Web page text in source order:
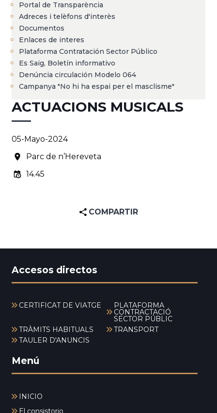
Portal de Transparència
Adreces i telèfons d'interès
Documentos
Enlaces de interes
Plataforma Contratación Sector Público
Es Saig, Boletín informativo
Denúncia circulación Modelo 064
Campanya "No hi ha espai per el masclisme"
ACTUACIONS MUSICALS
05-Mayo-2024
Parc de n’Hereveta
14.45
COMPARTIR
Accesos directos
CERTIFICAT DE VIATGE PLATAFORMA
CONTRACTACIÓ
SECTOR PÚBLIC
TRÀMITS HABITUALS
TRANSPORT
TAULER D'ANUNCIS
Menú
INICIO
El consistorio